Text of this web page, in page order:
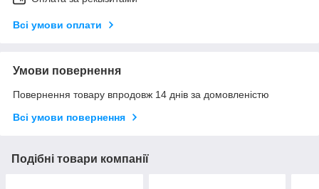
Всі умови оплати
Умови повернення
Повернення товару впродовж 14 днів за домовленістю
Всі умови повернення
Подібні товари компанії